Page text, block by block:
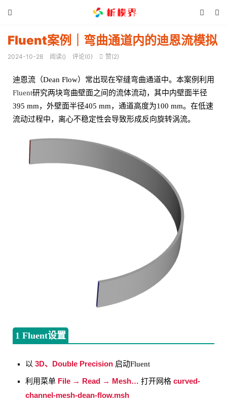
 

Fluent案例｜弯曲通道内的迪恩流模拟
2024-10-28 阅读() 评论(0)  赞(2)
迪恩流（Dean Flow）常出现在窄缝弯曲通道中。本案例利用
Fluent研究两块弯曲壁面之间的流体流动，其中内壁面半径
395 mm，外壁面半径405 mm，通道高度为100 mm。在低速
流动过程中，离心不稳定性会导致形成反向旋转涡流。
1 Fluent设置
以 3D、Double Precision 启动Fluent
利用菜单 File → Read → Mesh… 打开网格 curved-
channel-mesh-dean-flow.msh